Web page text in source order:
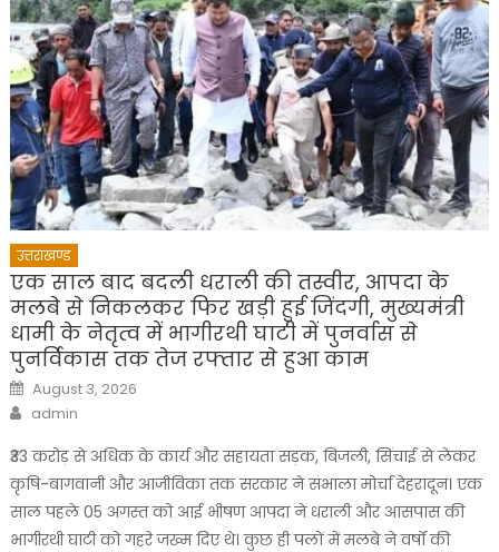
उत्तराखण्ड
एक साल बाद बदली धराली की तस्वीर, आपदा के
मलबे से निकलकर फिर खड़ी हुई जिंदगी, मुख्यमंत्री
धामी के नेतृत्व में भागीरथी घाटी में पुनर्वास से
पुनर्विकास तक तेज रफ्तार से हुआ काम
Posted
on
August 3, 2026
Author
admin
₹33 करोड़ से अधिक के कार्य और सहायता सड़क, बिजली, सिंचाई से लेकर
कृषि-बागवानी और आजीविका तक सरकार ने संभाला मोर्चा देहरादून। एक
साल पहले 05 अगस्त को आई भीषण आपदा ने धराली और आसपास की
भागीरथी घाटी को गहरे जख्म दिए थे। कुछ ही पलों में मलबे ने वर्षों की